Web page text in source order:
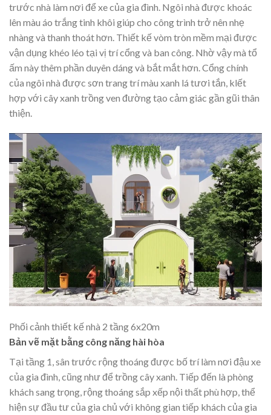
trước nhà làm nơi để xe của gia đình. Ngôi nhà được khoác
lên màu áo trắng tinh khôi giúp cho công trình trở nên nhẹ
nhàng và thanh thoát hơn. Thiết kế vòm tròn mềm mại được
vận dụng khéo léo tại vị trí cổng và ban công. Nhờ vậy mà tổ
ấm này thêm phần duyên dáng và bắt mắt hơn. Cổng chính
của ngôi nhà được sơn trang trí màu xanh lá tươi tắn, klết
hợp với cây xanh trồng ven đường tạo cảm giác gần gũi thân
thiện.
Phối cảnh thiết kế nhà 2 tầng 6x20m
Bản vẽ mặt bằng công năng hài hòa
Tại tầng 1, sân trước rộng thoáng được bố trí làm nơi đậu xe
của gia đình, cũng như để trồng cây xanh. Tiếp đến là phòng
khách sang trọng, rộng thoáng sắp xếp nội thất phù hợp, thể
hiện sự đầu tư của gia chủ với không gian tiếp khách của gia